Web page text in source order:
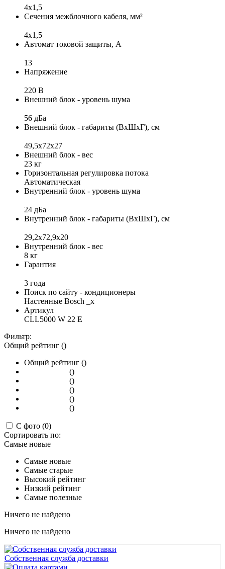
4x1,5
Сечения межблочного кабеля, мм²
4х1,5
Автомат токовой защиты, А
13
Напряжение
220 В
Внешний блок - уровень шума
56 дБа
Внешний блок - габариты (ВхШхГ), см
49,5х72х27
Внешний блок - вес
23 кг
Горизонтальная регулировка потока
Автоматическая
Внутренний блок - уровень шума
24 дБа
Внутренний блок - габариты (ВхШхГ), см
29,2x72,9x20
Внутренний блок - вес
8 кг
Гарантия
3 года
Поиск по сайту - кондиционеры
Настенные Bosch _x
Артикул
CLL5000 W 22 E
Фильтр:
Общий рейтинг ()
Общий рейтинг ()
()
()
()
()
()
С фото (0)
Сортировать по:
Самые новые
Самые новые
Самые старые
Высокий рейтинг
Низкий рейтинг
Самые полезные
Ничего не найдено
Ничего не найдено
Собственная служба доставки